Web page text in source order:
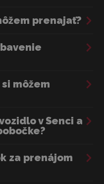
prenajať?
môžem
v Senci a
za prenájom